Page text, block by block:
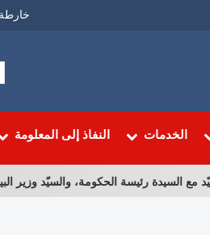
Menu
الخدمات النفاذ إلى المعلومة
رئيسة الحكومة، والسيّد وزير البيئة،